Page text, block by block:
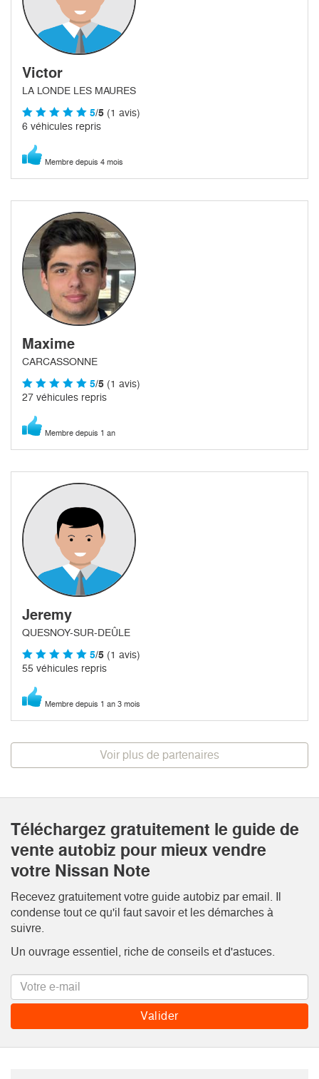
Victor
LA LONDE LES MAURES
5/5 (1 avis)
6 véhicules repris
Membre depuis 4 mois
Maxime
CARCASSONNE
5/5 (1 avis)
27 véhicules repris
Membre depuis 1 an
Jeremy
QUESNOY-SUR-DEÛLE
5/5 (1 avis)
55 véhicules repris
Membre depuis 1 an 3 mois
Voir plus de partenaires
Téléchargez gratuitement le guide de
vente autobiz pour mieux vendre
votre Nissan Note
Recevez gratuitement votre guide autobiz par email. Il
condense tout ce qu'il faut savoir et les démarches à
suivre.
Un ouvrage essentiel, riche de conseils et d'astuces.